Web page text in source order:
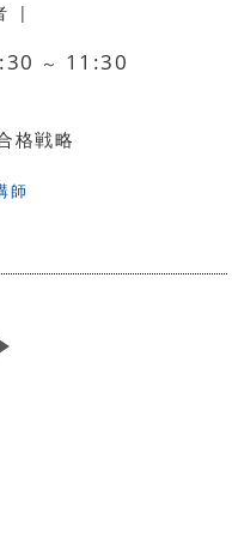
|
～ 11:30
格戦略
師